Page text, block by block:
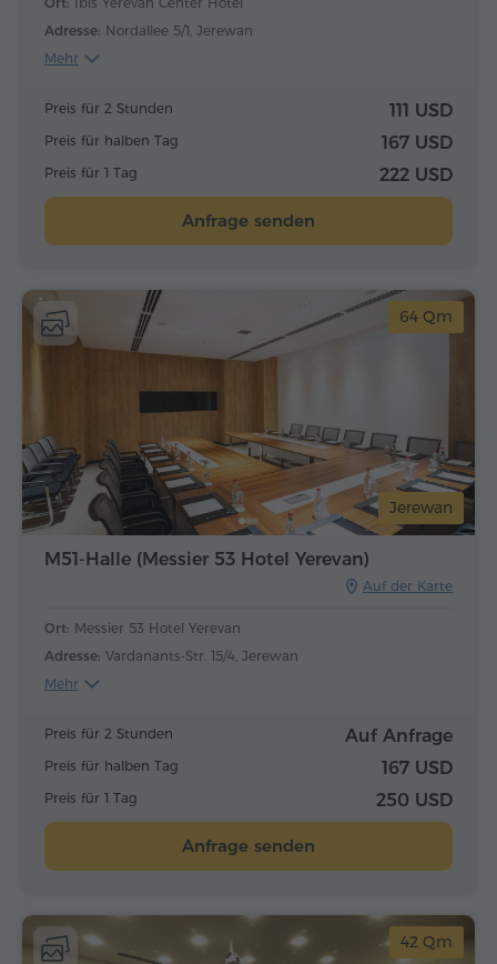
Adresse: Nordallee 5/1, Jerewan
Mehr
Preis für 2 Stunden 111 USD
Preis für halben Tag 167 USD
Preis für 1 Tag 222 USD
Anfrage senden
Jerewan
64 Qm
M51-Halle (Messier 53 Hotel Yerevan)
Auf der Karte
Ort: Messier 53 Hotel Yerevan
Adresse: Vardanants-Str. 15/4, Jerewan
Mehr
Preis für 2 Stunden Auf Anfrage
Preis für halben Tag 167 USD
Preis für 1 Tag 250 USD
Anfrage senden
42 Qm